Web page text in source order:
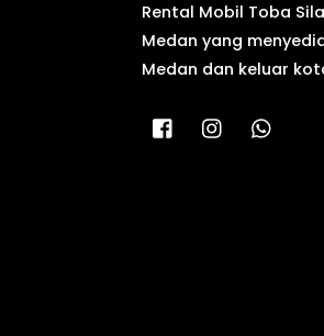
Rental Mobil Toba
Medan yang
Medan dan keluar